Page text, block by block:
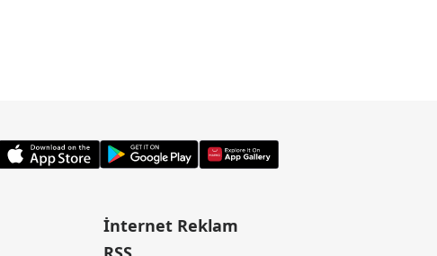
İnternet Reklam